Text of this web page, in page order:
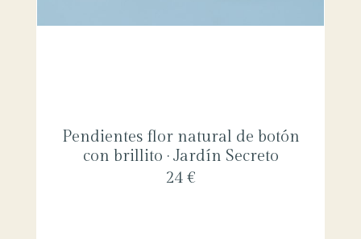
Pendientes flor natural de botón
con brillito · Jardín Secreto
24 €